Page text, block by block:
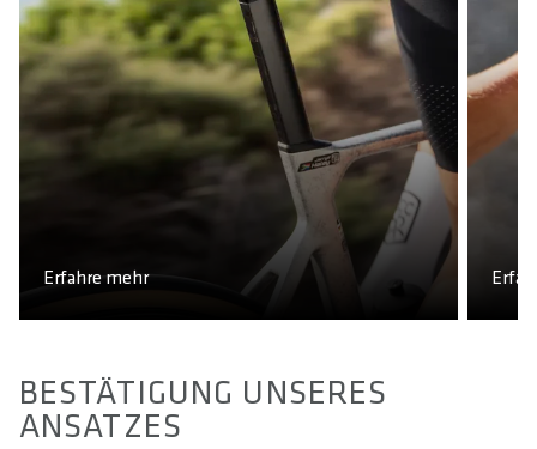
Erfahre mehr
BESTÄTIGUNG UNSERES
ANSATZES